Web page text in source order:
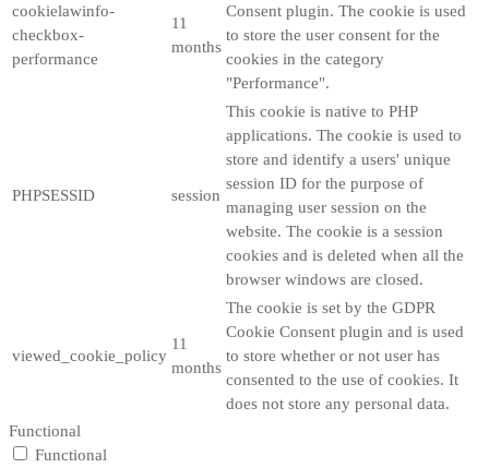
cookielawinfo-
checkbox-
performance
11
months
Consent plugin. The cookie is used
to store the user consent for the
cookies in the category
"Performance".
PHPSESSID session
This cookie is native to PHP
applications. The cookie is used to
store and identify a users' unique
session ID for the purpose of
managing user session on the
website. The cookie is a session
cookies and is deleted when all the
browser windows are closed.
viewed_cookie_policy
11
months
The cookie is set by the GDPR
Cookie Consent plugin and is used
to store whether or not user has
consented to the use of cookies. It
does not store any personal data.
Functional
Functional